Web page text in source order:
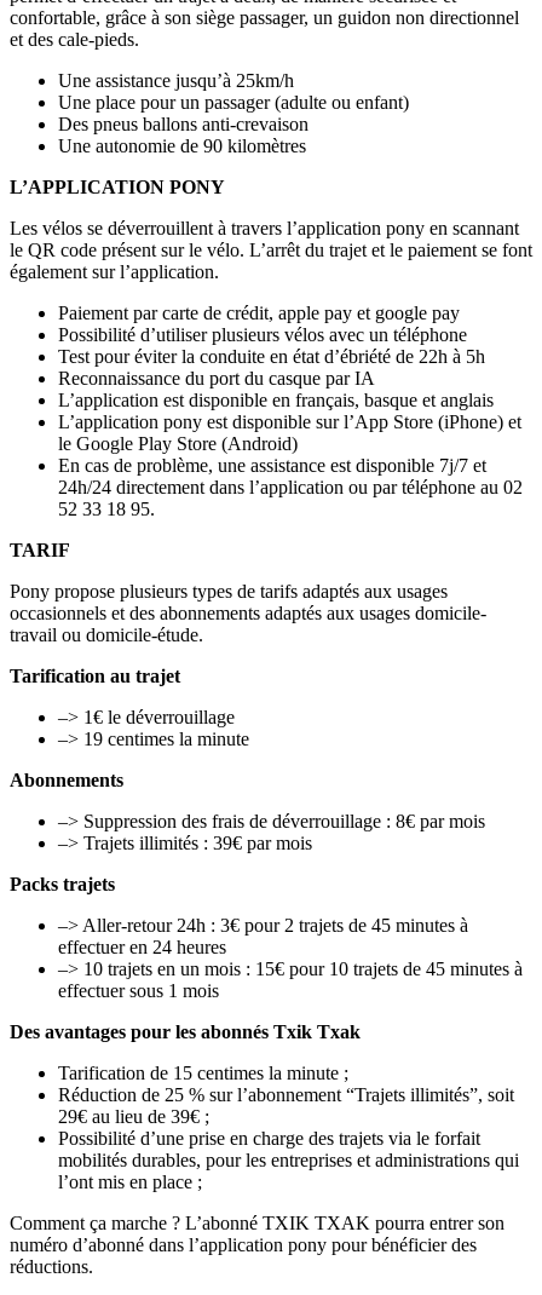
confortable, grâce à son siège passager, un guidon non directionnel
et des cale-pieds.
Une assistance jusqu’à 25km/h
Une place pour un passager (adulte ou enfant)
Des pneus ballons anti-crevaison
Une autonomie de 90 kilomètres
L’APPLICATION PONY
Les vélos se déverrouillent à travers l’application pony en scannant
le QR code présent sur le vélo. L’arrêt du trajet et le paiement se font
également sur l’application.
Paiement par carte de crédit, apple pay et google pay
Possibilité d’utiliser plusieurs vélos avec un téléphone
Test pour éviter la conduite en état d’ébriété de 22h à 5h
Reconnaissance du port du casque par IA
L’application est disponible en français, basque et anglais
L’application pony est disponible sur l’App Store (iPhone) et
le Google Play Store (Android)
En cas de problème, une assistance est disponible 7j/7 et
24h/24 directement dans l’application ou par téléphone au 02
52 33 18 95.
TARIF
Pony propose plusieurs types de tarifs adaptés aux usages
occasionnels et des abonnements adaptés aux usages domicile-
travail ou domicile-étude.
Tarification au trajet
–> 1€ le déverrouillage
–> 19 centimes la minute
Abonnements
–> Suppression des frais de déverrouillage : 8€ par mois
–> Trajets illimités : 39€ par mois
Packs trajets
–> Aller-retour 24h : 3€ pour 2 trajets de 45 minutes à
effectuer en 24 heures
–> 10 trajets en un mois : 15€ pour 10 trajets de 45 minutes à
effectuer sous 1 mois
Des avantages pour les abonnés Txik Txak
Tarification de 15 centimes la minute ;
Réduction de 25 % sur l’abonnement “Trajets illimités”, soit
29€ au lieu de 39€ ;
Possibilité d’une prise en charge des trajets via le forfait
mobilités durables, pour les entreprises et administrations qui
l’ont mis en place ;
Comment ça marche ? L’abonné TXIK TXAK pourra entrer son
numéro d’abonné dans l’application pony pour bénéficier des
réductions.